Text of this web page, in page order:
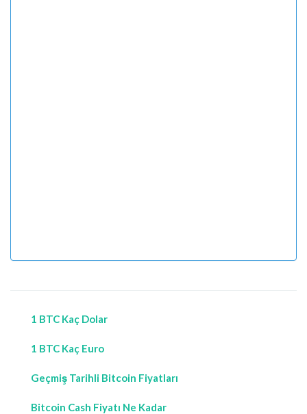
1 BTC Kaç Dolar
1 BTC Kaç Euro
Geçmiş Tarihli Bitcoin Fiyatları
Bitcoin Cash Fiyatı Ne Kadar